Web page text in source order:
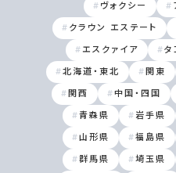
ヴォクシー
クラウン エステート
エスクァイア タ
北海道・東北 関東
関西 中国・四国
青森県 岩手県
山形県 福島県
群馬県 埼玉県